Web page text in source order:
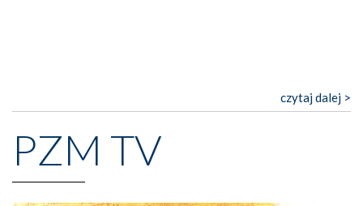
czytaj dalej >
PZM TV